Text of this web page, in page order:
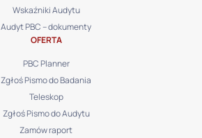
Wskaźniki Audytu
Audyt PBC – dokumenty
OFERTA
PBC Planner
Zgłoś Pismo do Badania
Teleskop
Zgłoś Pismo do Audytu
Zamów raport